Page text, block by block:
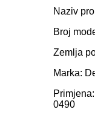
Naziv
Broj
Zemlja
Marka:
0490